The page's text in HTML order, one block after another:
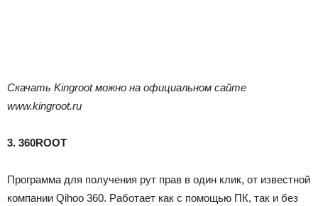
Скачать Kingroot можно на официальном сайте
www.kingroot.ru
3. 360ROOT
Программа для получения рут прав в один клик, от известной
компании Qihoo 360. Работает как с помощью ПК, так и без